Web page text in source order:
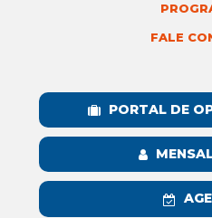
FALE
PORTAL DE